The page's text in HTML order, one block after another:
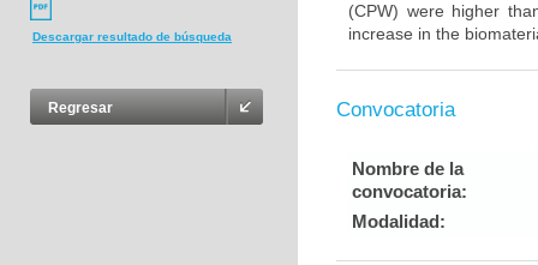
Descargar resultado de búsqueda
Regresar
(CPW) were higher
increase in the
Convocatoria
Nombre de la
convocatoria:
Modalidad: